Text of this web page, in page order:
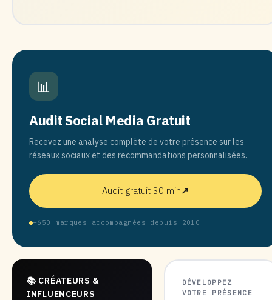
📊
Audit Social Media Gratuit
Recevez une analyse complète de votre présence sur les
réseaux sociaux et des recommandations personnalisées.
Audit gratuit 30 min↗
+650 marques accompagnées depuis 2010
📚 CRÉATEURS &
INFLUENCEURS
DÉVELOPPEZ
VOTRE PRÉSENCE